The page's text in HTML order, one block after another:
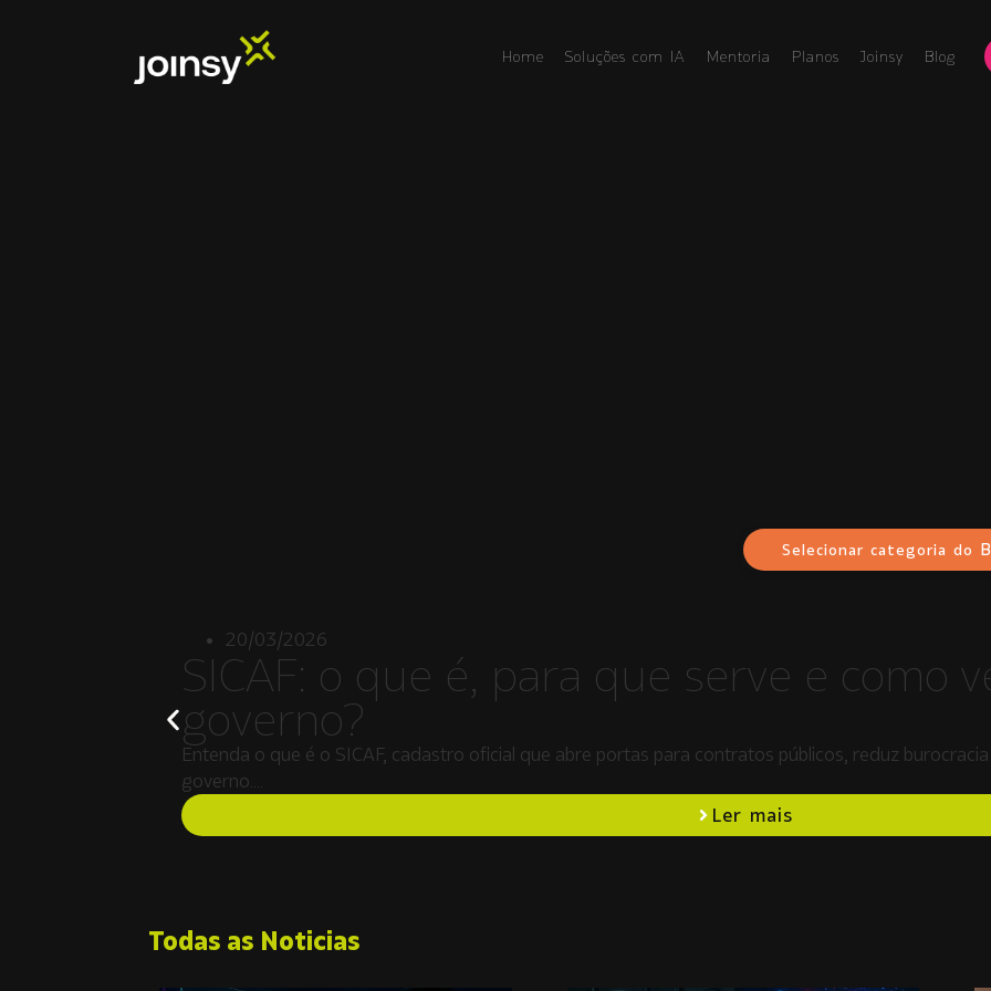
Home Soluções com IA Mentoria Planos Joinsy Blog
Selecionar categoria do
20/03/2026
SICAF: o que é, para que serve e como
governo?
Entenda o que é o SICAF, cadastro oficial que abre portas para contratos públicos, reduz
governo….
Ler mais
Todas as Noticias